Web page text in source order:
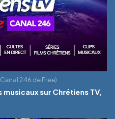
246 de Free)
sur Chrétiens TV,